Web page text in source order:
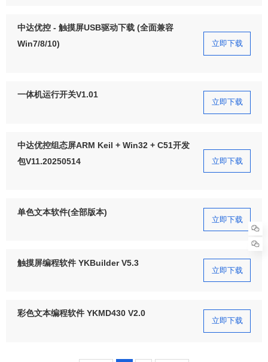
中达优控 - 触摸屏USB驱动下载 (全面兼容
Win7/8/10)
立即下载
一体机运行开关V1.01
立即下载
中达优控组态屏ARM Keil + Win32 + C51开发
包V11.20250514
立即下载
单色文本软件(全部版本)
立即下载
触摸屏编程软件 YKBuilder V5.3
立即下载
彩色文本编程软件 YKMD430 V2.0
立即下载